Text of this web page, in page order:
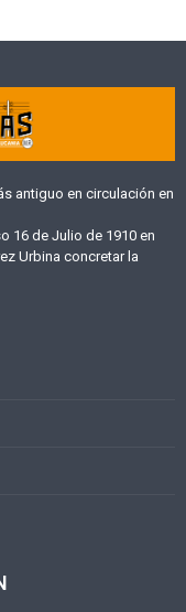
antiguo en circulación en
16 de Julio de 1910 en
Urbina concretar la